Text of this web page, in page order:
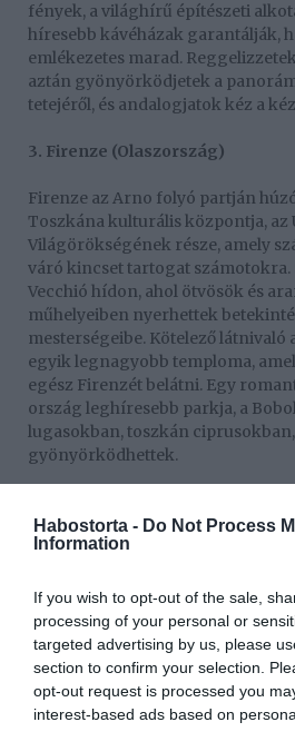
Habostorta - Do Not Process
Information
If you wish to opt-out of the sale,
processing of your personal or
targeted advertising by us, please
section to confirm your selection.
opt-out request is processed you
interest-based ads based on
fények, a világhírű építészeti
híresebb kávéházak garantálják,
emlékezetes marad.
aztán gyönyörködjetek a
tetejéről, és andalogjatok kéz a
3. Firenze (Olaszország)
Firenze az Arno folyó partján
Toszkána kulturális központja, az
Világörökségének része, amely
váró kincset tartogat számotokra.
Vecchió hídon, ahol ötvösök és
műhelyeiben nyerhettek
mesterségeibe. Kötelező látnivaló
egyik legnagyobb temploma,
egész Firenzét belátni. Egy
ország leghíresebb parkja, a
lugasokban, toszkán
gyönyörködhettek.
Természetesen fővárosunk sem
történelmi belvárosról, vagy akár
Ráday utca hangulatos
óriáskerékről, bárki talál
romantikára vágyik.
5. Sintra (Portugália)